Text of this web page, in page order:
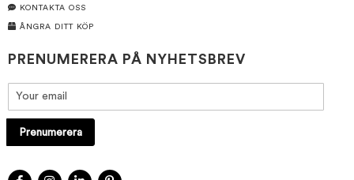
KONTAKTA OSS
ÅNGRA DITT KÖP
PRENUMERERA PÅ NYHETSBREV
Prenumerera